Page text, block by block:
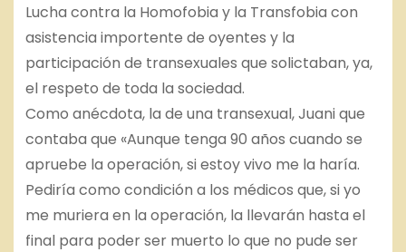
Lucha contra la Homofobia y la Transfobia con
asistencia importente de oyentes y la
participación de transexuales que solictaban, ya,
el respeto de toda la sociedad.
Como anécdota, la de una transexual, Juani que
contaba que «Aunque tenga 90 años cuando se
apruebe la operación, si estoy vivo me la haría.
Pediría como condición a los médicos que, si yo
me muriera en la operación, la llevarán hasta el
final para poder ser muerto lo que no pude ser